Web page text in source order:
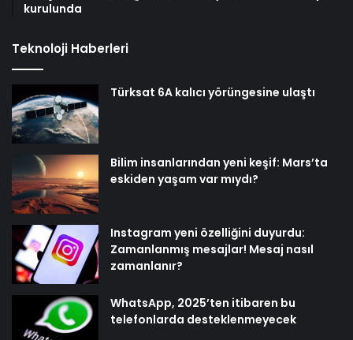
kurulunda
Teknoloji Haberleri
Türksat 6A kalıcı yörüngesine ulaştı
Bilim insanlarından yeni keşif: Mars’ta
eskiden yaşam var mıydı?
Instagram yeni özelliğini duyurdu:
Zamanlanmış mesajlar! Mesaj nasıl
zamanlanır?
WhatsApp, 2025’ten itibaren bu
telefonlarda desteklenmeyecek